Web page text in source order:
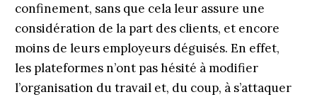
confinement, sans que cela leur assure une
considération de la part des clients, et encore
moins de leurs employeurs déguisés. En effet,
les plateformes n’ont pas hésité à modifier
l’organisation du travail et, du coup, à s’attaquer